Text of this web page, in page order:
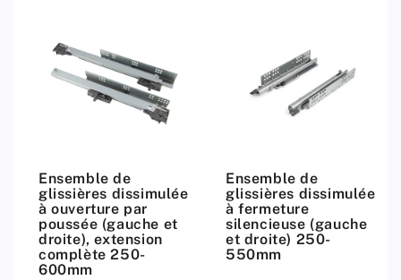
Ensemble de
glissières dissimulée
à ouverture par
poussée (gauche et
droite), extension
complète 250-
600mm
Ensemble de
glissières dissimulée
à fermeture
silencieuse (gauche
et droite) 250-
550mm